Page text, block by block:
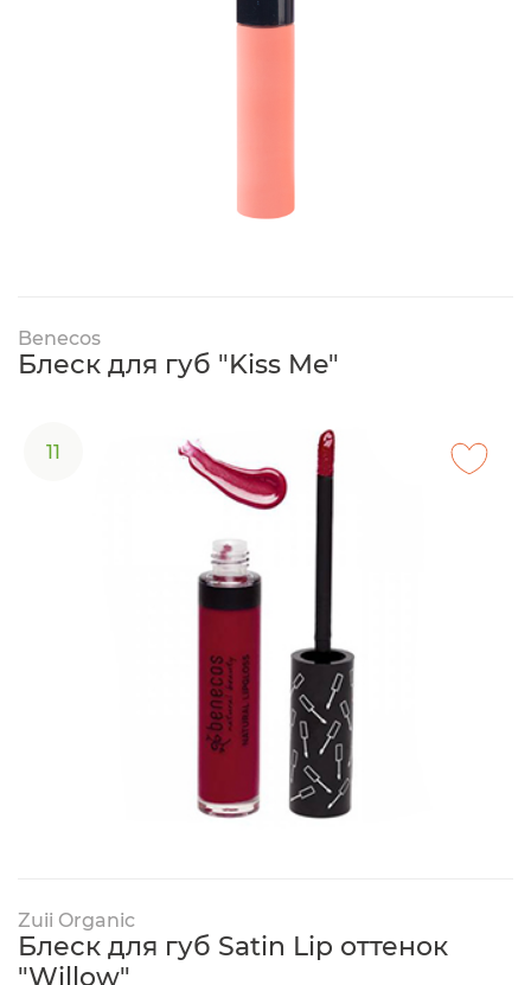
Benecos
Блеск для губ "Kiss Me"
11
Zuii Organic
Блеск для губ Satin Lip оттенок
"Willow"